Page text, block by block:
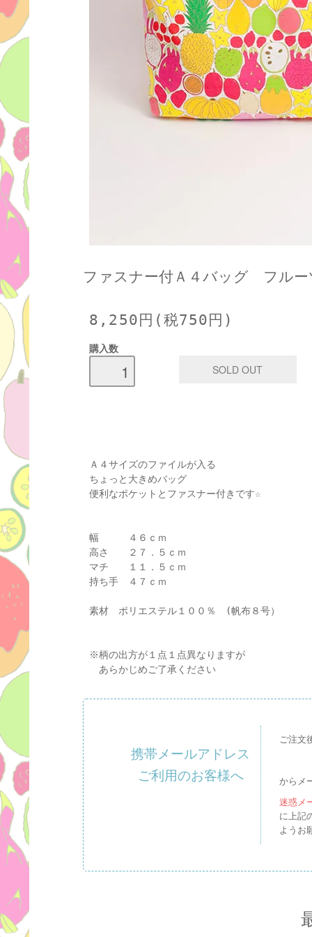
ファスナー付Ａ４バッグ フルー
8,250円(税750円)
購入数
Ａ４サイズのファイルが入る
ちょっと大きめバッグ
便利なポケットとファスナー付きです☆
幅 ４６ｃｍ
高さ ２７．５ｃｍ
マチ １１．５ｃｍ
持ち手 ４７ｃｍ
素材 ポリエステル１００％ (帆布８号）
※柄の出方が１点１点異なりますが
あらかじめご了承ください
携帯メールアドレス
ご利用のお客様へ
ご注文
からメ
迷惑メ
に上記
ようお